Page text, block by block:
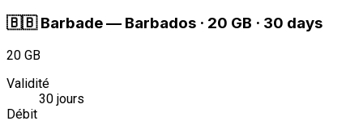
🇧🇧 Barbade— Barbados · 20 GB · 30 days
20 GB
Validité
30 jours
Débit